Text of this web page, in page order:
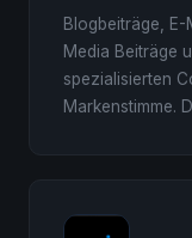
Blogbeiträge,
Media Beiträge
spezialisierten
Markenstimme.